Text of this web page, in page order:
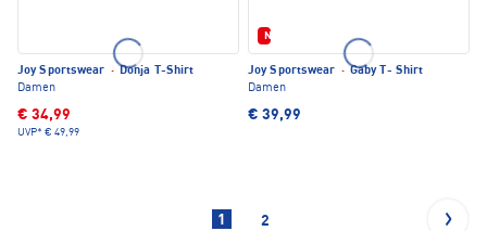
Joy Sportswear · Donja T-Shirt
Damen
€ 34,99
UVP* € 49,99
Neu
Joy Sportswear · Gaby T- Shirt
Damen
€ 39,99
1 2